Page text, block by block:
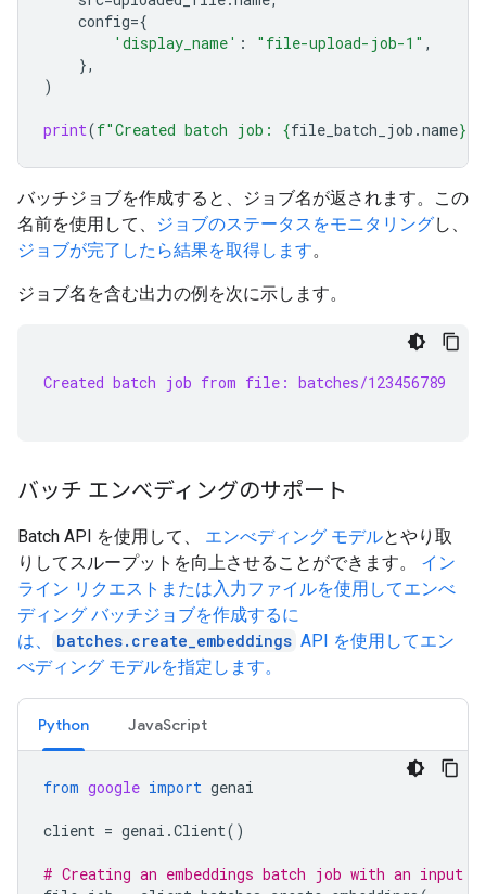
config={
'display_name' : "file-upload-job-1" ,
},
)
print(f"Created batch job: {file_batch_job .name}
バッチジョブを作成すると、ジョブ名が返されます。この
名前を使用して、
ジョブのステータスをモニタリングし、
ジョブが完了したら結果を取得します。
ジョブ名を含む出力の例を次に示します。
Created batch job from file: batches/123456789
バッチ エンべディングのサポート
Batch API を使用して、 エンべディング モデルとやり取
りしてスループットを向上させることができます。 イン
ライン リクエストまたは入力ファイルを使用してエンべ
ディング バッチジョブを作成するに
は、
batches.create_embeddings API を使用してエン
べディング モデルを指定します。
Python JavaScript
from google import genai
client = genai .Client()
# Creating an embeddings batch job with an input